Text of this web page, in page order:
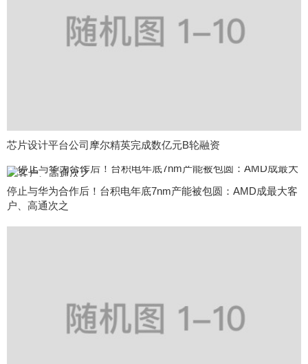
芯片设计平台公司摩尔精英完成数亿元B轮融资
停止与华为合作后！台积电年底7nm产能被包圆：AMD成最大客
户、高通次之